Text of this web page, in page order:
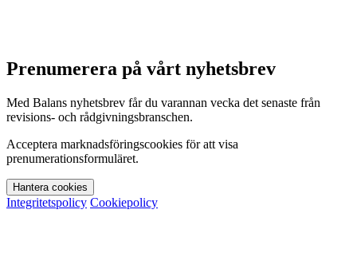
Prenumerera på vårt nyhetsbrev
Med Balans nyhetsbrev får du varannan vecka det senaste från
revisions- och rådgivningsbranschen.
Acceptera marknadsföringscookies för att visa
prenumerationsformuläret.
Hantera cookies
Integritetspolicy Cookiepolicy